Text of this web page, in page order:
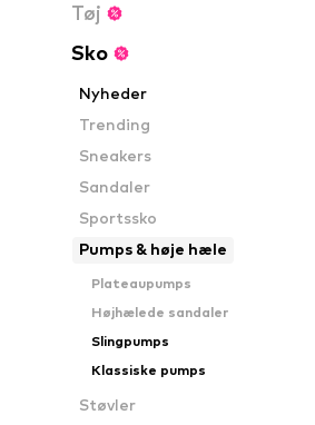
Tøj
Sko
Nyheder
Trending
Sneakers
Sandaler
Sportssko
Pumps & høje hæle
Plateaupumps
Højhælede sandaler
Slingpumps
Klassiske pumps
Støvler